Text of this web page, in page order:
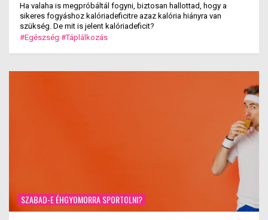
Ha valaha is megpróbáltál fogyni, biztosan hallottad, hogy a
sikeres fogyáshoz kalóriadeficitre azaz kalória hiányra van
szükség. De mit is jelent kalóriadeficit?
#Egészség #Táplálkozás
SZABAD-E ÉHGYOMORRA SPORTOLNI?